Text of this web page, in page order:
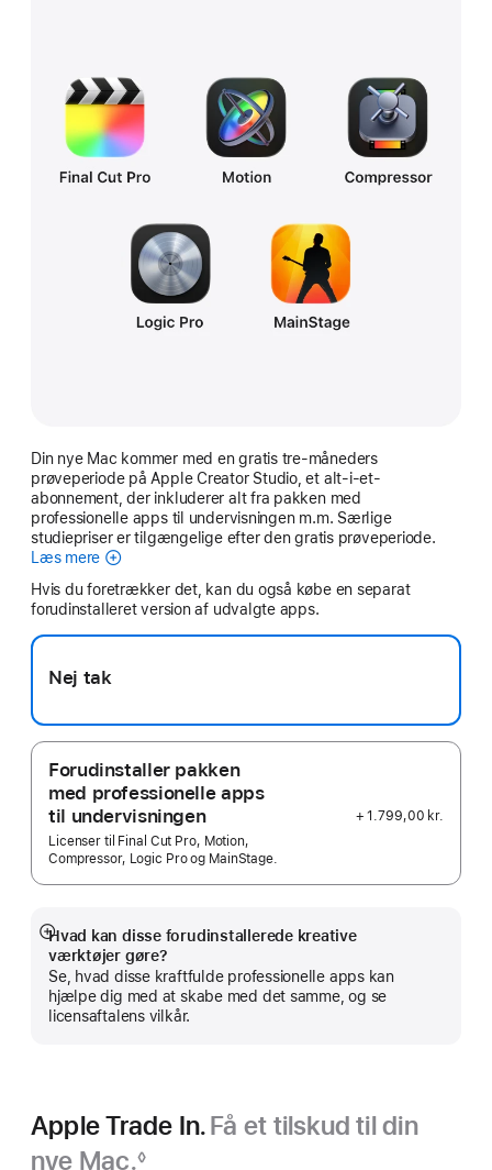
Din nye Mac kommer med en gratis tre-måneders
prøveperiode på Apple Creator Studio, et alt-i-et-
abonnement, der inkluderer alt fra pakken med
professionelle apps til undervisningen m.m. Særlige
studiepriser er tilgængelige efter den gratis prøveperiode.
Læs mere Apple Creator Studio
Hvis du foretrækker det, kan du også købe en separat
forudinstalleret version af udvalgte apps.
Nej tak
Forudinstaller pakken
med professionelle apps
til undervisningen
Licenser til Final Cut Pro, Motion,
Compressor, Logic Pro og MainStage.
+ 1.799,00 kr.
Hvad kan disse forudinstallerede kreative
værktøjer gøre?
Se, hvad disse kraftfulde professionelle apps kan
hjælpe dig med at skabe med det samme, og se
licensaftalens vilkår.
Vis
mere
Apple Trade In.Få et tilskud til din
nye Mac.◊